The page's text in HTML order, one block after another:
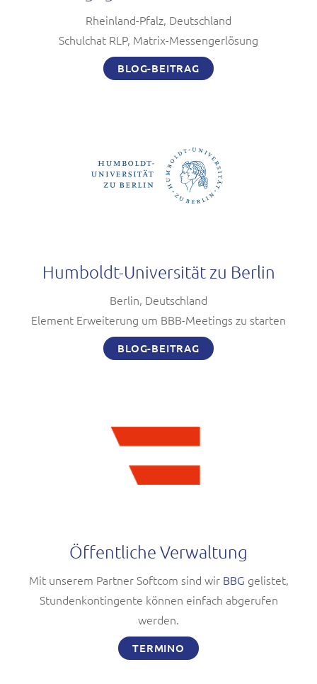
Rheinland-Pfalz, Deutschland
Schulchat RLP, Matrix-Messengerlösung
BLOG-BEITRAG
Humboldt-Universität zu Berlin
Berlin, Deutschland
Element Erweiterung um BBB-Meetings zu starten
BLOG-BEITRAG
Öffentliche Verwaltung
Mit unserem Partner Softcom sind wir BBG gelistet,
Stundenkontingente können einfach abgerufen
werden.
TERMINO